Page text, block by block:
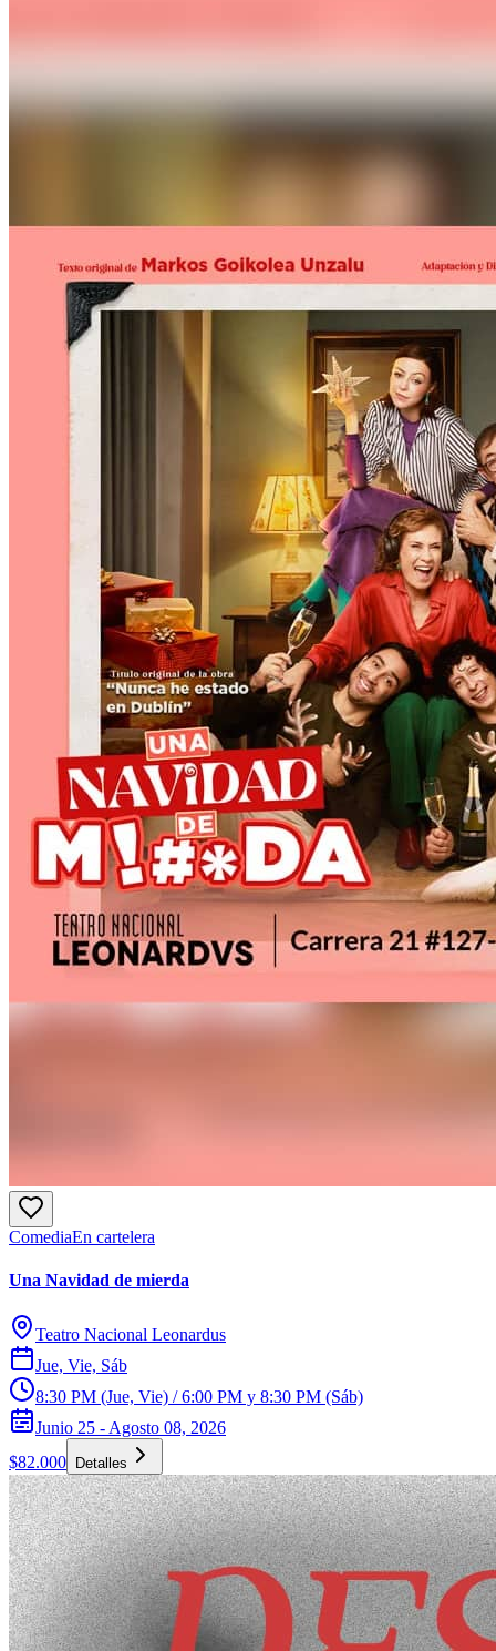
ComediaEn cartelera
Una Navidad de mierda
Teatro Nacional Leonardus
Jue, Vie, Sáb
8:30 PM (Jue, Vie) / 6:00 PM y 8:30 PM (Sáb)
Junio 25 - Agosto 08, 2026
$82.000
Detalles